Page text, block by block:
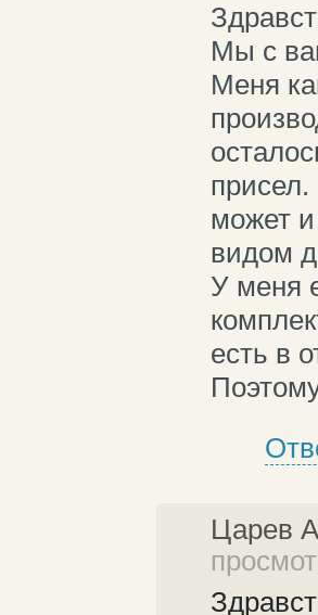
Мы с
Меня
присел.
может
видом
У меня
есть в
Царев